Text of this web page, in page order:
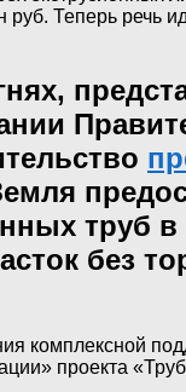
Теперь речь
труб в
без
комплексной
проекта